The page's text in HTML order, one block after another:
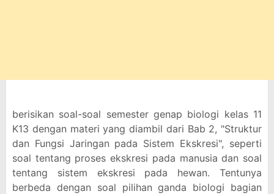
berisikan soal-soal semester genap biologi kelas 11
K13 dengan materi yang diambil dari Bab 2, "Struktur
dan Fungsi Jaringan pada Sistem Ekskresi", seperti
soal tentang proses ekskresi pada manusia dan soal
tentang sistem ekskresi pada hewan. Tentunya
berbeda dengan soal pilihan ganda biologi bagian